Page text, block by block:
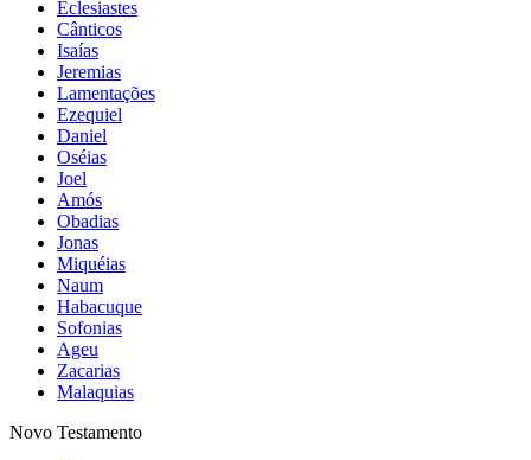
Eclesiastes
Cânticos
Isaías
Jeremias
Lamentações
Ezequiel
Daniel
Oséias
Joel
Amós
Obadias
Jonas
Miquéias
Naum
Habacuque
Sofonias
Ageu
Zacarias
Malaquias
Novo Testamento